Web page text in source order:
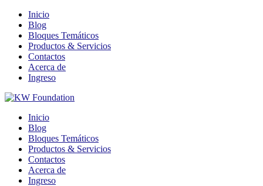
Inicio
Blog
Bloques Temáticos
Productos & Servicios
Contactos
Acerca de
Ingreso
Inicio
Blog
Bloques Temáticos
Productos & Servicios
Contactos
Acerca de
Ingreso